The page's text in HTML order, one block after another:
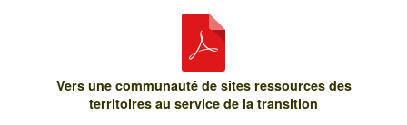
Vers une communauté de sites ressources des
territoires au service de la transition